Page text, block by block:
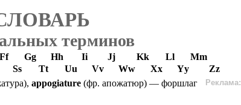
терминов
Ff Gg Hh Ii Jj Kk Ll
Mm
Ss Tt Uu Vv Ww Xx Yy Zz
appogiature (фр. апожатюр) — форшлаг Реклама: